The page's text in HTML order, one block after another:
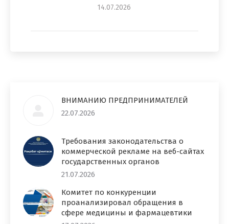
14.07.2026
ВНИМАНИЮ ПРЕДПРИНИМАТЕЛЕЙ
22.07.2026
Требования законодательства о
коммерческой рекламе на веб-сайтах
государственных органов
21.07.2026
Комитет по конкуренции
проанализировал обращения в
сфере медицины и фармацевтики